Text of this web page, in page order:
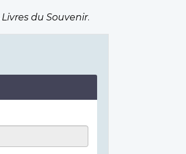
Livres du Souvenir.